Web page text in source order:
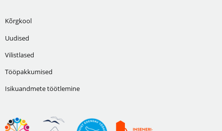
Kõrgkool
Uudised
Vilistlased
Tööpakkumised
Isikuandmete töötlemine